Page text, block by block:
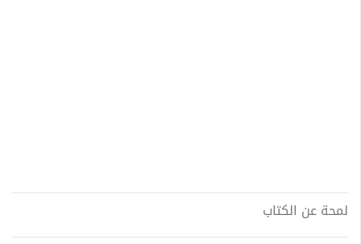
لمحة عن الكتاب